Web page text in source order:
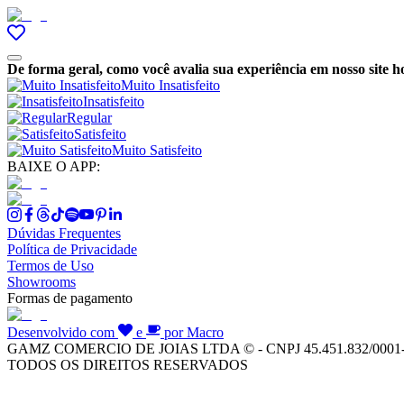
De forma geral, como você avalia sua experiência em nosso site
Muito Insatisfeito
Insatisfeito
Regular
Satisfeito
Muito Satisfeito
BAIXE O APP:
Dúvidas Frequentes
Política de Privacidade
Termos de Uso
Showrooms
Formas de pagamento
Desenvolvido com e
por Macro
GAMZ COMERCIO DE JOIAS LTDA © - CNPJ 45.451.832/
TODOS OS DIREITOS RESERVADOS